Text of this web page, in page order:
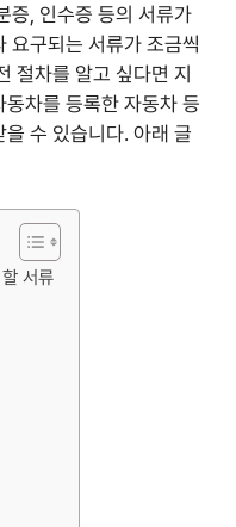
증, 인수증 등의 서류가
요구되는 서류가 조금씩
절차를 알고 싶다면 지
차를 등록한 자동차 등
수 있습니다. 아래 글
서류